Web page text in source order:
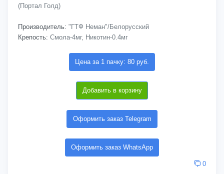
(Портал Голд)
Производитель: "ГТФ Неман"/Белорусский
Крепость: Смола-4мг, Никотин-0.4мг
Цена за 1 пачку: 80 руб.
Добавить в корзину
Оформить заказ Telegram
Оформить заказ WhatsApp
0